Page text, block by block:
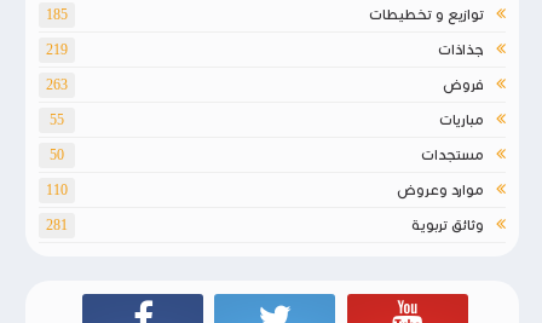
توازيع و تخطيطات 185
جذاذات 219
فروض 263
مباريات 55
مستجدات 50
موارد وعروض 110
وثائق تربوية 281